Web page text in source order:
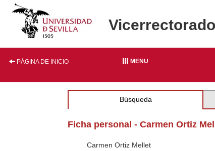
PÁGINA DE INICIO MENU
Búsqueda
Ficha personal - Carmen Ortiz
Carmen Ortiz Mellet